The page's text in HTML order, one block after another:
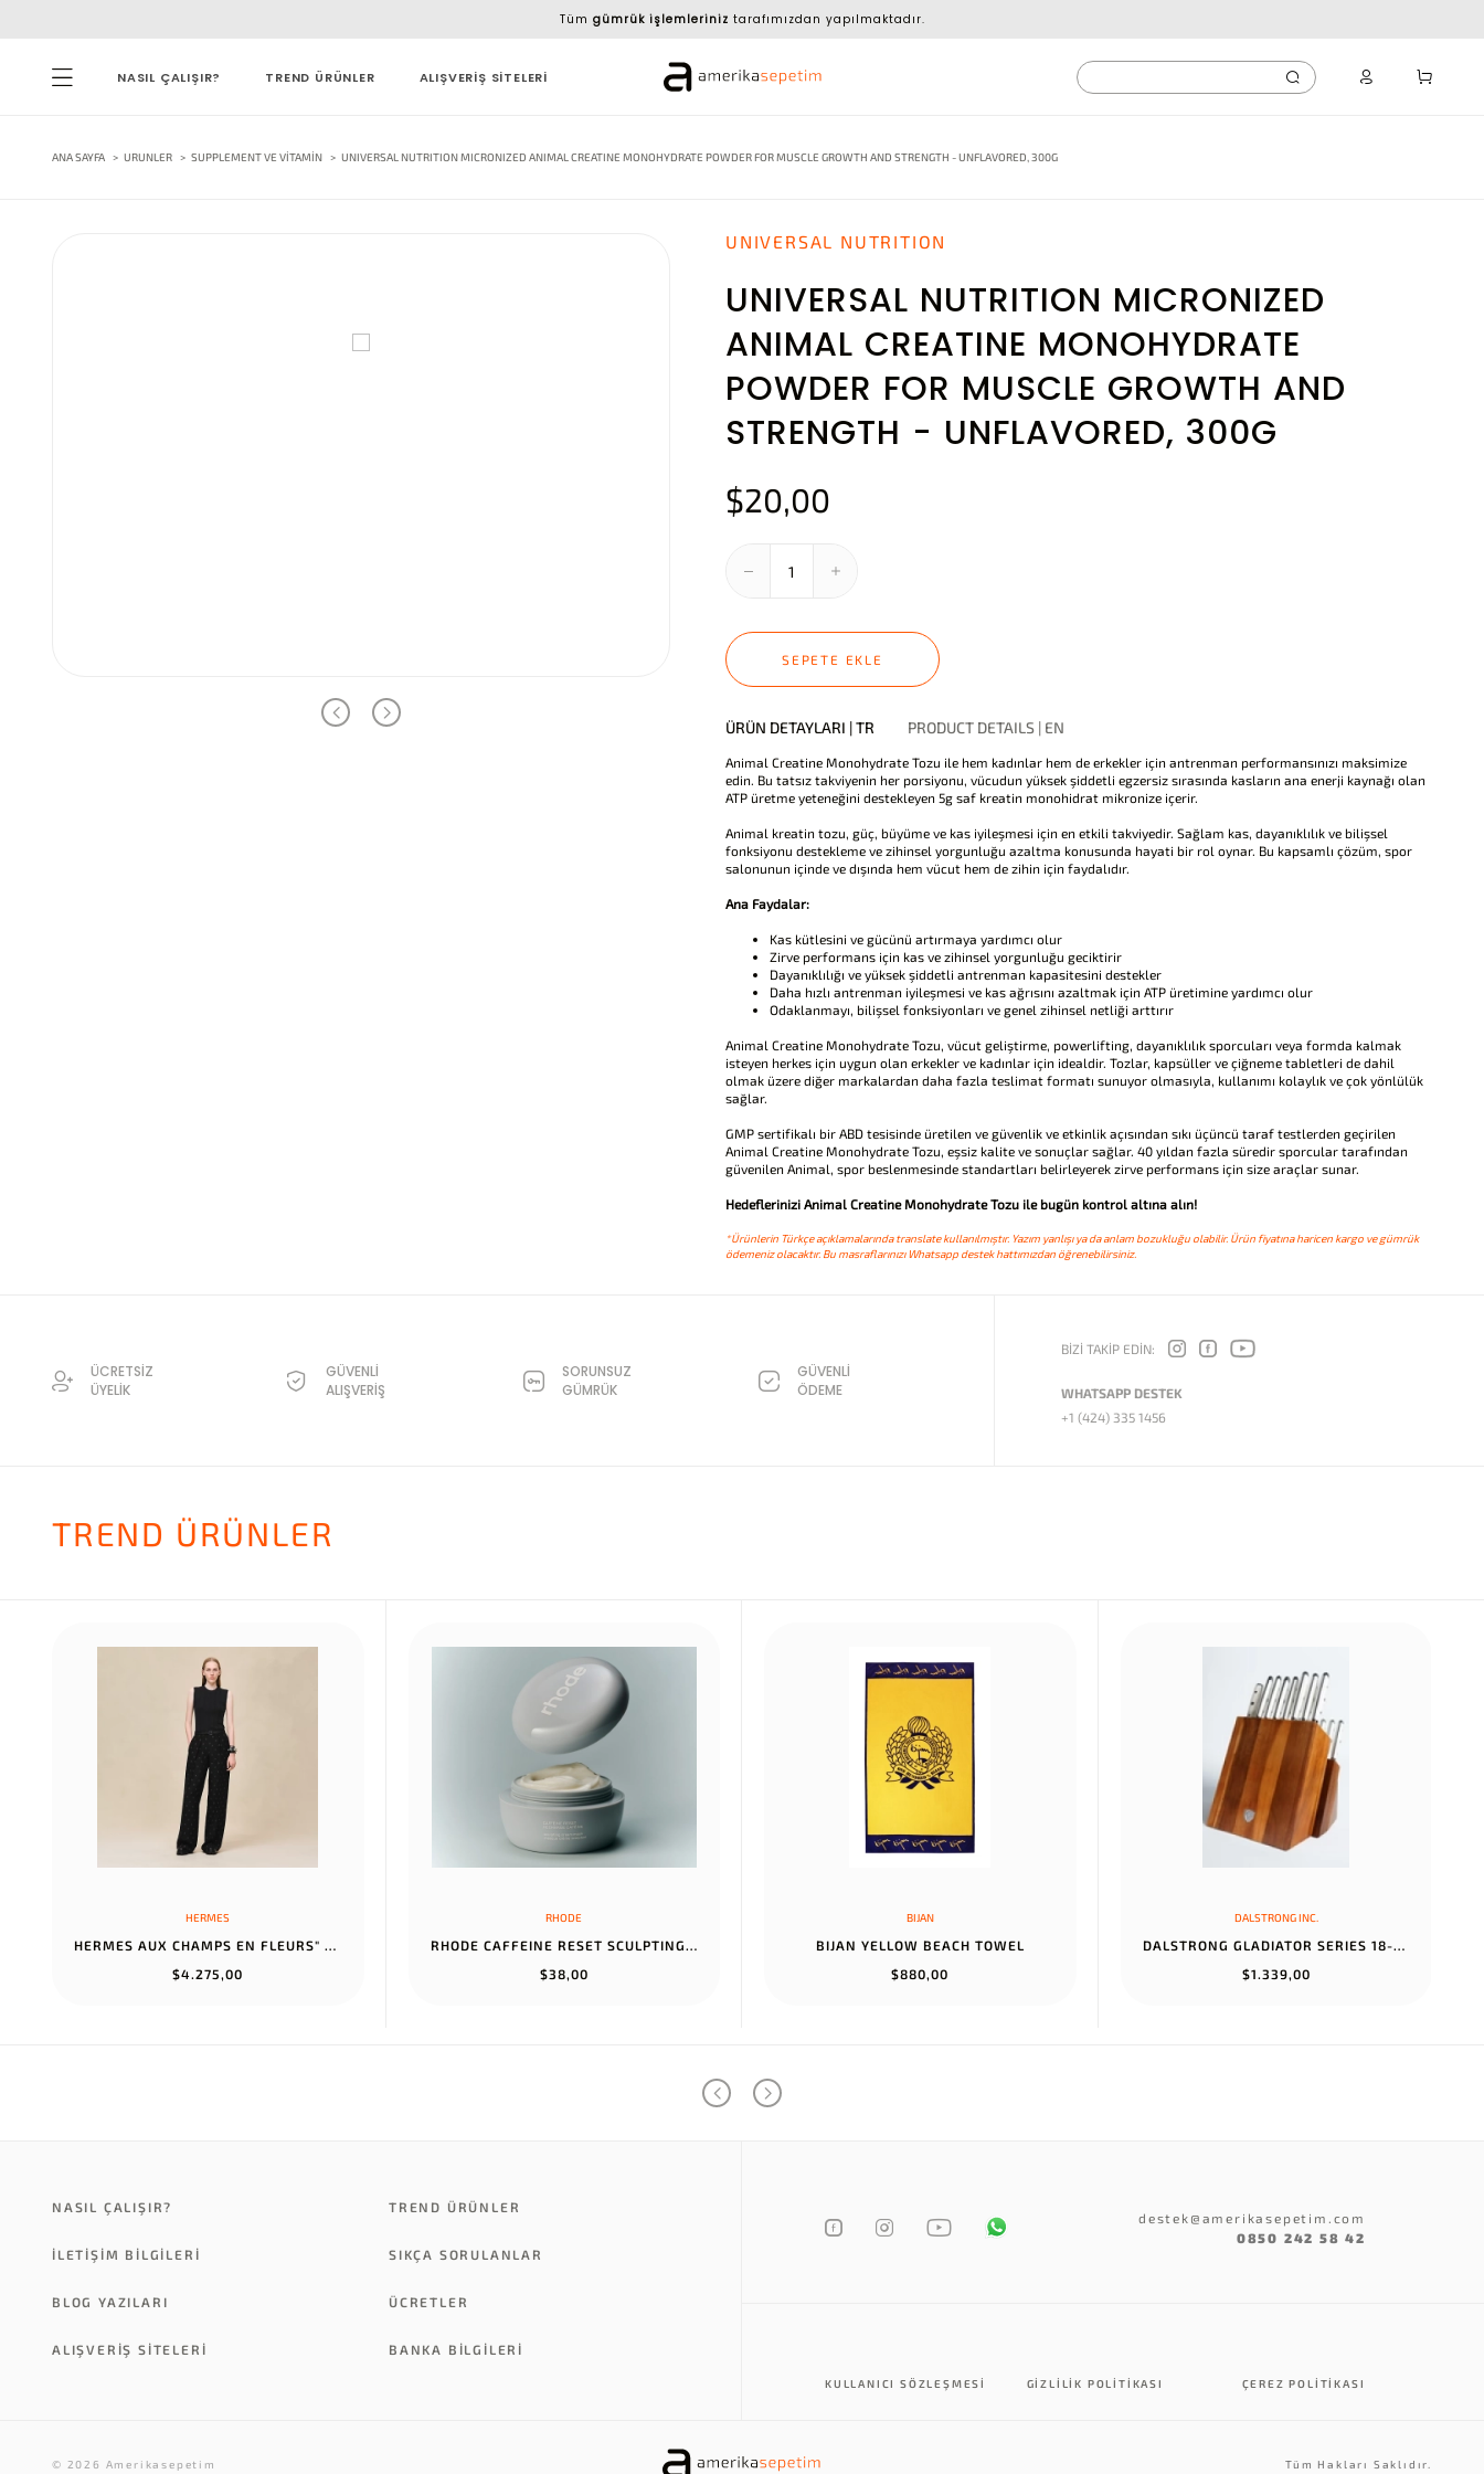
Tüm gümrük işlemleriniz tarafımızdan yapılmaktadır.
NASIL ÇALIŞIR? TREND ÜRÜNLER ALIŞVERİŞ SİTELERİ
ANA SAYFA URUNLER SUPPLEMENT VE VITAMIN UNIVERSAL NUTRITION MICRONIZED ANIMAL CREATINE MONOHYDRATE POWDER FOR MUSCLE GROWTH AND STRENGTH - UNFLAVORED, 300G
UNIVERSAL NUTRITION
UNIVERSAL NUTRITION MICRONIZED
ANIMAL CREATINE MONOHYDRATE
POWDER FOR MUSCLE GROWTH AND
STRENGTH - UNFLAVORED, 300G
$20,00
SEPETE EKLE
ÜRÜN DETAYLARI | TR PRODUCT DETAILS | EN
Animal Creatine Monohydrate Tozu ile hem kadınlar hem de erkekler için antrenman performansınızı maksimize
edin. Bu tatsız takviyenin her porsiyonu, vücudun yüksek şiddetli egzersiz sırasında kasların ana enerji kaynağı olan
ATP üretme yeteneğini destekleyen 5g saf kreatin monohidrat mikronize içerir.
Animal kreatin tozu, güç, büyüme ve kas iyileşmesi için en etkili takviyedir. Sağlam kas, dayanıklılık ve bilişsel
fonksiyonu destekleme ve zihinsel yorgunluğu azaltma konusunda hayati bir rol oynar. Bu kapsamlı çözüm, spor
salonunun içinde ve dışında hem vücut hem de zihin için faydalıdır.
Ana Faydalar:
Kas kütlesini ve gücünü artırmaya yardımcı olur
Zirve performans için kas ve zihinsel yorgunluğu geciktirir
Dayanıklılığı ve yüksek şiddetli antrenman kapasitesini destekler
Daha hızlı antrenman iyileşmesi ve kas ağrısını azaltmak için ATP üretimine yardımcı olur
Odaklanmayı, bilişsel fonksiyonları ve genel zihinsel netliği arttırır
Animal Creatine Monohydrate Tozu, vücut geliştirme, powerlifting, dayanıklılık sporcuları veya formda kalmak
isteyen herkes için uygun olan erkekler ve kadınlar için idealdir. Tozlar, kapsüller ve çiğneme tabletleri de dahil
olmak üzere diğer markalardan daha fazla teslimat formatı sunuyor olmasıyla, kullanımı kolaylık ve çok yönlülük
sağlar.
GMP sertifikalı bir ABD tesisinde üretilen ve güvenlik ve etkinlik açısından sıkı üçüncü taraf testlerden geçirilen
Animal Creatine Monohydrate Tozu, eşsiz kalite ve sonuçlar sağlar. 40 yıldan fazla süredir sporcular tarafından
güvenilen Animal, spor beslenmesinde standartları belirleyerek zirve performans için size araçlar sunar.
Hedeflerinizi Animal Creatine Monohydrate Tozu ile bugün kontrol altına alın!
*Ürünlerin Türkçe açıklamalarında translate kullanılmıştır. Yazım yanlışı ya da anlam bozukluğu olabilir. Ürün fiyatına haricen kargo ve gümrük
ödemeniz olacaktır. Bu masraflarınızı Whatsapp destek hattımızdan öğrenebilirsiniz.
ÜCRETSİZ
ÜYELİK
GÜVENLİ
ALIŞVERİŞ
SORUNSUZ
GÜMRÜK
GÜVENLİ
ÖDEME
BİZİ TAKİP EDİN:
WHATSAPP DESTEK
+1 (424) 335 1456
TREND ÜRÜNLER
HERMES
HERMES AUX CHAMPS EN FLEURS" PANTS NOIR
$4.275,00
RHODE
RHODE CAFFEINE RESET SCULPTING CREAM MASK
$38,00
BIJAN
BIJAN YELLOW BEACH TOWEL
$880,00
DALSTRONG INC.
DALSTRONG GLADIATOR SERIES 18-PIECE COLOSSAL KNIFE SET WITH BLOCK...
$1.339,00
NASIL ÇALIŞIR? TREND ÜRÜNLER
İLETİŞİM BİLGİLERİ SIKÇA SORULANLAR
BLOG YAZILARI ÜCRETLER
ALIŞVERİŞ SİTELERİ BANKA BILGILERI
destek@amerikasepetim.com
0850 242 58 42
KULLANICI SÖZLEŞMESI GIZLILIK POLITIKASI ÇEREZ POLITIKASI
© 2026 Amerikasepetim Tüm Hakları Saklıdır.